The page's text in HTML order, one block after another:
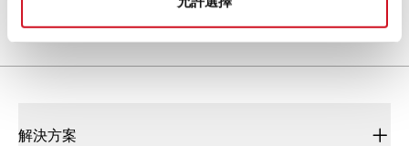
解決方案